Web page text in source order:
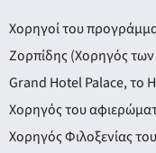
Χορηγοί του
Ζορπίδης (Χορηγός
Grand Hotel Palace, το
Χορηγός του
Χορηγός Φιλοξενίας